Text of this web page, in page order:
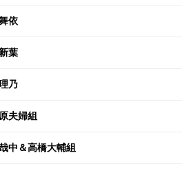
依
葉
乃
夫婦組
中＆高橋大輔組